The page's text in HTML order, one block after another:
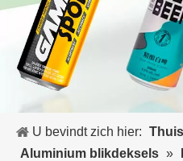
U bevindt zich hier: Thuis
Aluminium blikdeksels »